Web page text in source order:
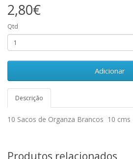
2,80€
Qtd
Adicionar
Descrição
10 Sacos de Organza Brancos 10 cms
Produtos relacionados